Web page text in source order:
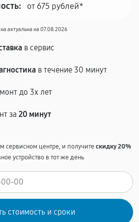
от 675 рублей*
актуальна на 07.08.2026
в сервис
в течение 30 минут
до 3х лет
за 20 минут
сервисном центре, и получитескидку 20%
устройство в тот же день